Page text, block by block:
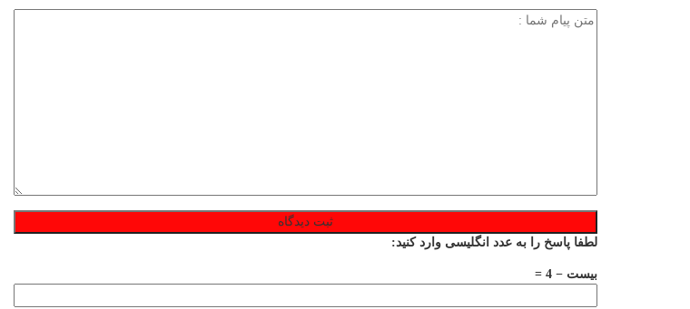
لطفا پاسخ را به عدد انگلیسی وارد کنید:
بیست − 4 =